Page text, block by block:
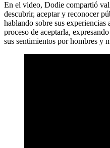
En el video, Dodie compartió
descubrir, aceptar y reconocer
hablando sobre sus
proceso de aceptarla,
sus sentimientos por hombres y